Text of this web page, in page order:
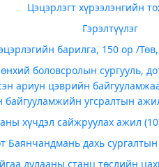
Цэцэрлэгт хүрээлэнгийн
Гэрэлтүүлэг
барилга, 150 ор /
боловсролын сургууль,
ариун цэврийн
байгууламжийн угсралтын
хүчдэл сайжруулах ажил
Баянчандмань дахь
дулааны станц төслийн